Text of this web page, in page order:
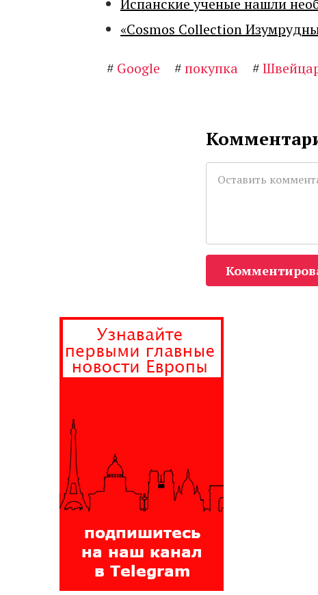
Испанские ученые нашли
«Cosmos Collection
# Google #покупка #